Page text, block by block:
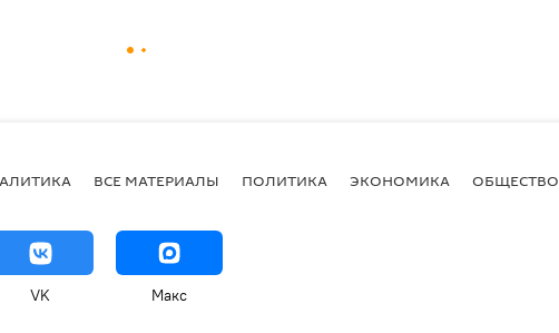
ВСЕ МАТЕРИАЛЫ ПОЛИТИКА ЭКОНОМИКА ОБЩЕСТВО
VK Макс